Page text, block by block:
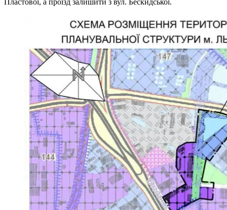
Пластової, а проїзд залишити з вул. Бескидської.